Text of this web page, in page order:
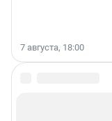
7 августа, 18:00